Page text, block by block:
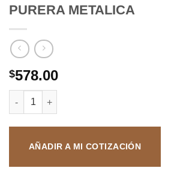
PURERA METALICA
$578.00
PURERA METALICA cantidad
AÑADIR A MI COTIZACIÓN